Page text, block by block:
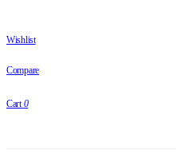
Wishlist
Compare
Cart 0